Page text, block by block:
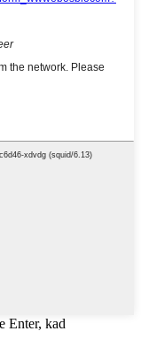
Enter, kad